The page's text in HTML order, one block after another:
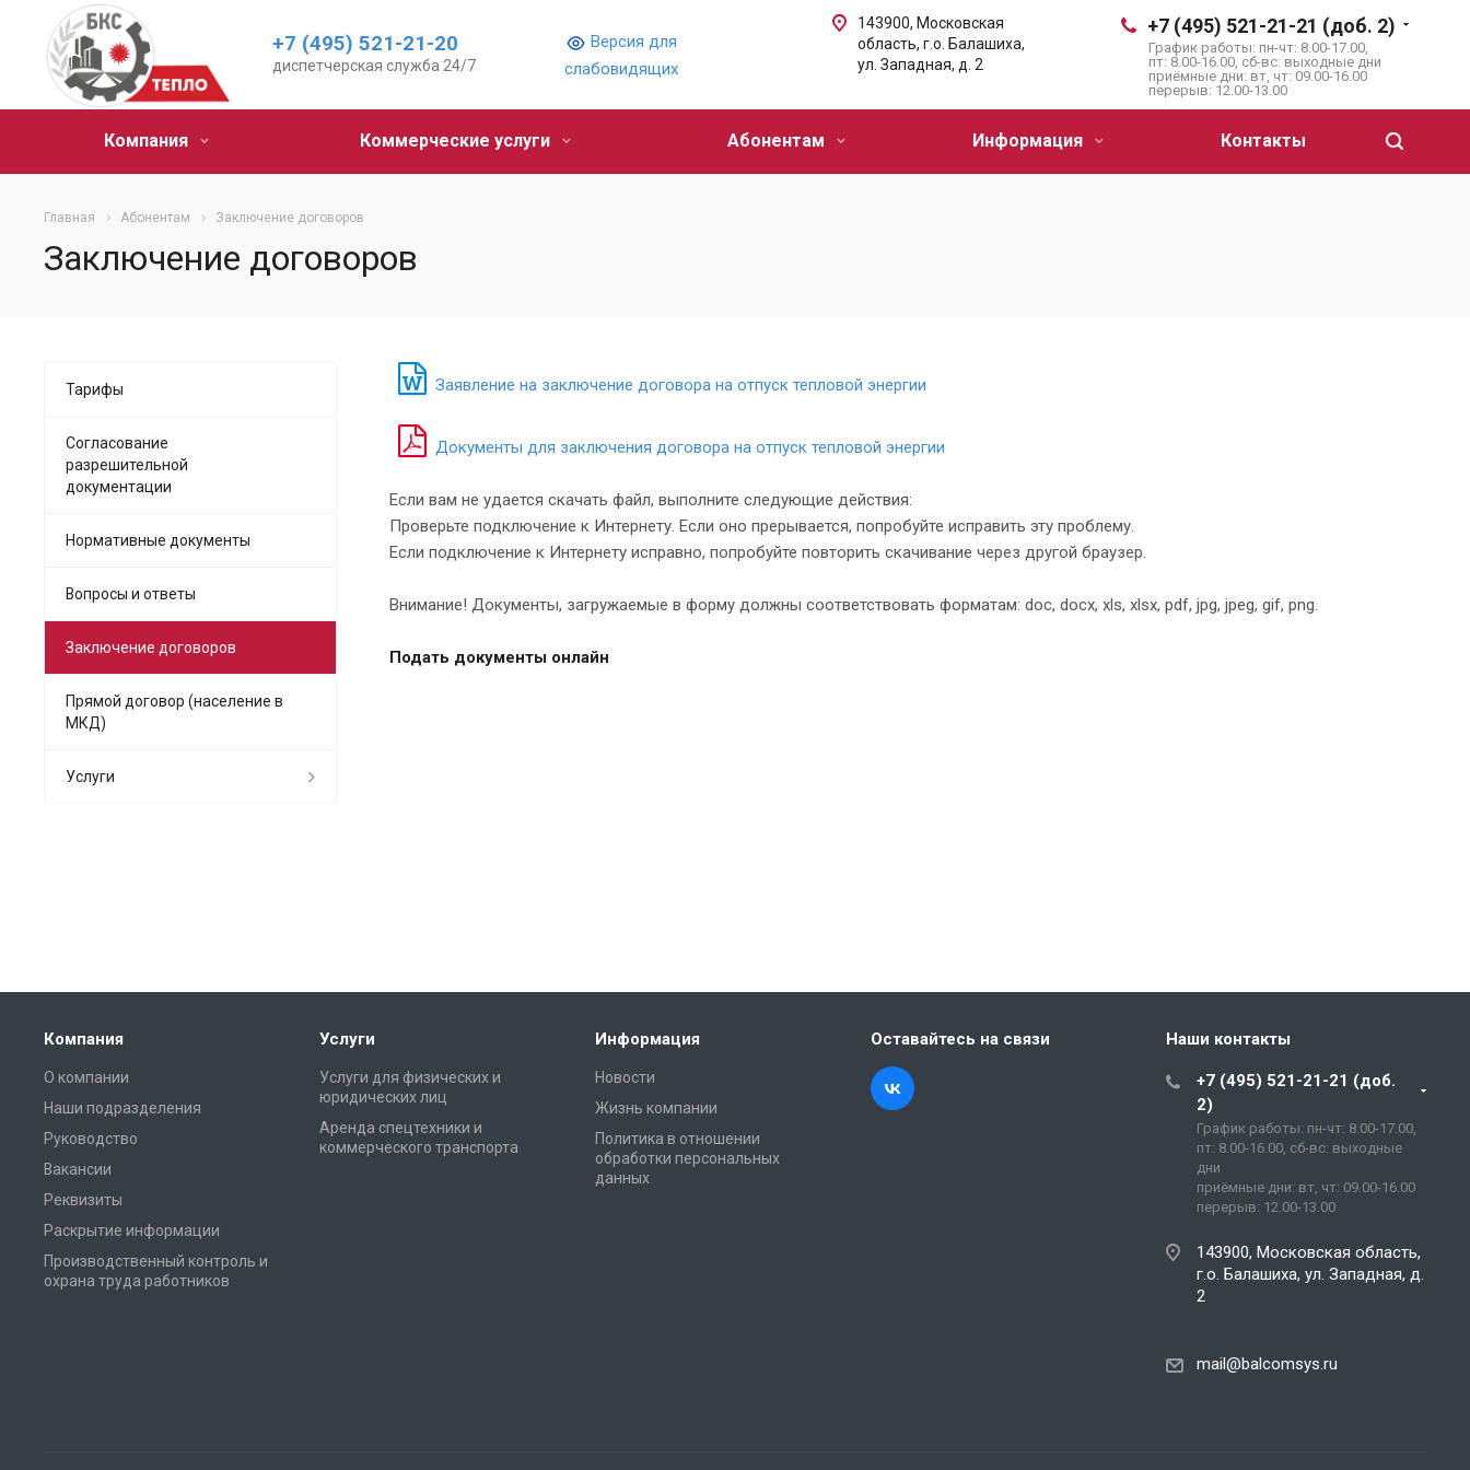
+7 (495) 521-21-20
диспетчерская служба 24/7
+7 (495) 521-21-21 (доб. 2)
График работы: пн-чт: 8.00-17.00,
пт: 8.00-16.00, сб-вс: выходные дни
приёмные дни: вт, чт: 09.00-16.00
перерыв: 12.00-13.00
143900, Московская
область, г.о. Балашиха,
ул. Западная, д. 2
Версия для
слабовидящих
Компания Коммерческие услуги Абонентам Информация Контакты
Главная Абонентам Заключение договоров
Заключение договоров
Заявление на заключение договора на отпуск тепловой энергии
Документы для заключения договора на отпуск тепловой энергии
Если вам не удается скачать файл, выполните следующие действия:
Проверьте подключение к Интернету. Если оно прерывается, попробуйте исправить эту проблему.
Если подключение к Интернету исправно, попробуйте повторить скачивание через другой браузер.
Внимание! Документы, загружаемые в форму должны соответствовать форматам: doc, docx, xls, xlsx, pdf, jpg, jpeg, gif, png.
Подать документы онлайн
Тарифы
Согласование
разрешительной
документации
Нормативные документы
Вопросы и ответы
Заключение договоров
Прямой договор (население в
МКД)
Услуги
Компания
О компании
Наши подразделения
Руководство
Вакансии
Реквизиты
Раскрытие информации
Производственный контроль и
охрана труда работников
Услуги
Услуги для физических и
юридических лиц
Аренда спецтехники и
коммерческого транспорта
Информация
Новости
Жизнь компании
Политика в отношении
обработки персональных
данных
Оставайтесь на связи Наши контакты
+7 (495) 521-21-21 (доб.
2)
График работы: пн-чт: 8.00-17.00,
пт: 8.00-16.00, сб-вс: выходные
дни
приёмные дни: вт, чт: 09.00-16.00
перерыв: 12.00-13.00
143900, Московская область,
г.о. Балашиха, ул. Западная, д.
2
mail@balcomsys.ru